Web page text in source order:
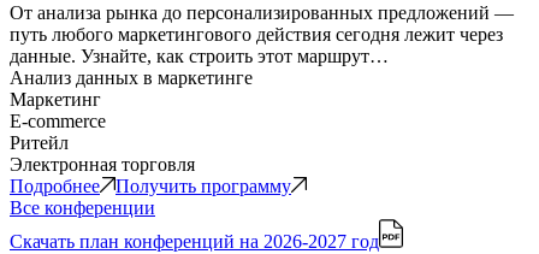
От анализа рынка до персонализированных предложений —
путь любого маркетингового действия сегодня лежит через
данные. Узнайте, как строить этот маршрут…
Анализ данных в маркетинге
Маркетинг
E-commerce
Ритейл
Электронная торговля
Подробнее
Получить программу
Все конференции
Скачать план конференций на 2026-2027 год